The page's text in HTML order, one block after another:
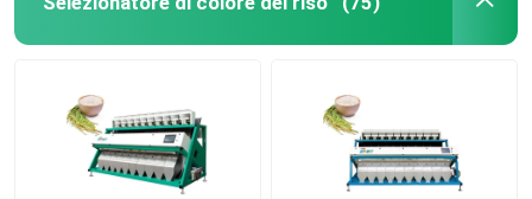
selezionatore di colore del sesamo
Selezionatore matto di colore